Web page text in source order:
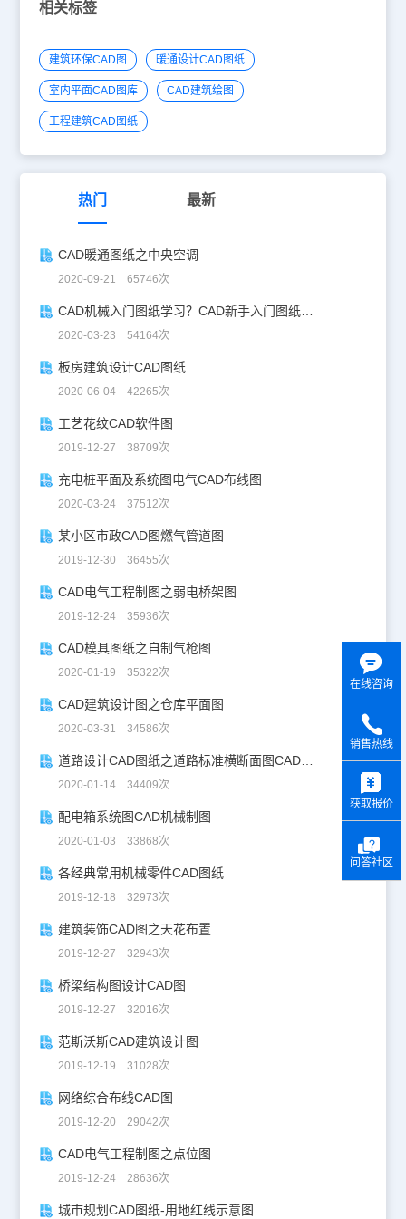
相关标签
建筑环保CAD图 暖通设计CAD图纸
室内平面CAD图库 CAD建筑绘图
工程建筑CAD图纸
热门 最新
CAD暖通图纸之中央空调
2020-09-21 65746次
CAD机械入门图纸学习？CAD新手入门图纸练习
2020-03-23 54164次
板房建筑设计CAD图纸
2020-06-04 42265次
工艺花纹CAD软件图
2019-12-27 38709次
充电桩平面及系统图电气CAD布线图
2020-03-24 37512次
某小区市政CAD图燃气管道图
2019-12-30 36455次
CAD电气工程制图之弱电桥架图
2019-12-24 35936次
CAD模具图纸之自制气枪图
2020-01-19 35322次
CAD建筑设计图之仓库平面图
2020-03-31 34586次
道路设计CAD图纸之道路标准横断面图CAD图纸
2020-01-14 34409次
配电箱系统图CAD机械制图
2020-01-03 33868次
各经典常用机械零件CAD图纸
2019-12-18 32973次
建筑装饰CAD图之天花布置
2019-12-27 32943次
桥梁结构图设计CAD图
2019-12-27 32016次
范斯沃斯CAD建筑设计图
2019-12-19 31028次
网络综合布线CAD图
2019-12-20 29042次
CAD电气工程制图之点位图
2019-12-24 28636次
城市规划CAD图纸-用地红线示意图
在线咨询
销售热线
获取报价
问答社区